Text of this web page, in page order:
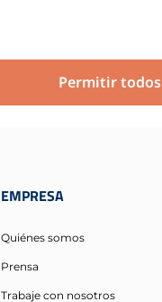
EMPRESA
Quiénes somos
Prensa
Trabaje con nosotros
Permitir todos